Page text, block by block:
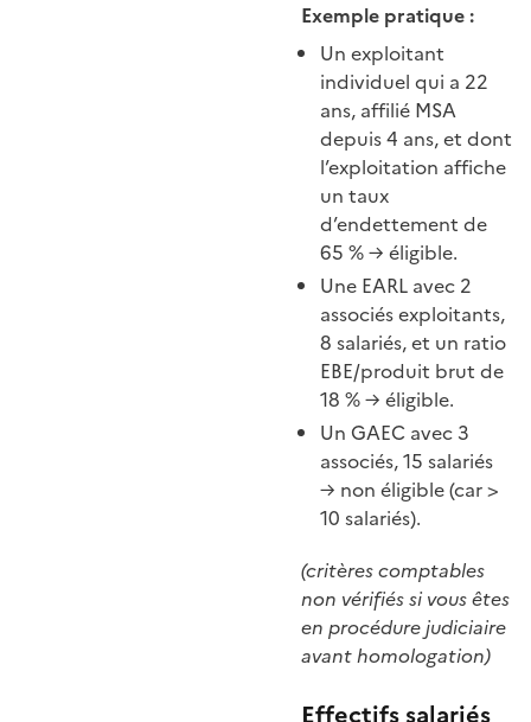
Exemple pratique :
Un exploitant
individuel qui a 22
ans, affilié MSA
depuis 4 ans, et dont
l’exploitation affiche
un taux
d’endettement de
65 % → éligible.
Une EARL avec 2
associés exploitants,
8 salariés, et un ratio
EBE/produit brut de
18 % → éligible.
Un GAEC avec 3
associés, 15 salariés
→ non éligible (car >
10 salariés).
(critères comptables
non vérifiés si vous êtes
en procédure judiciaire
avant homologation)